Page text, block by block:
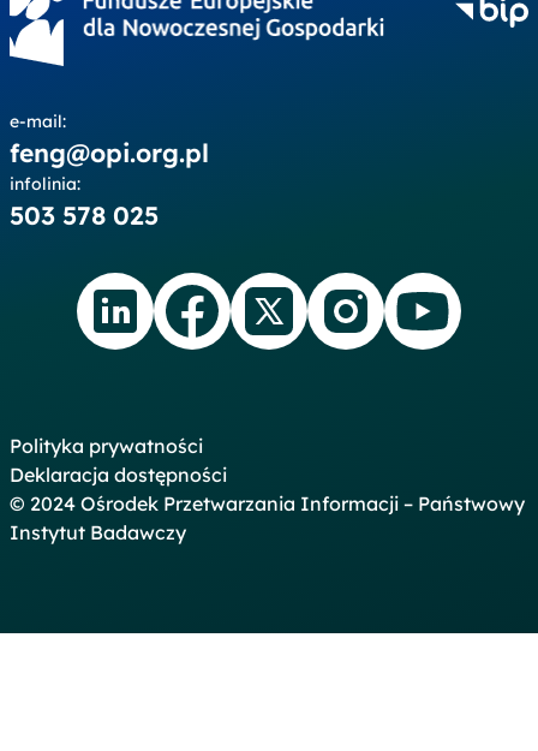
e-mail:
feng@opi.org.pl
infolinia:
503 578 025
linkedin.comfacebook.com
twitter.cominstagram.com
Polityka prywatności
Deklaracja dostępności
© 2024 Ośrodek Przetwarzania Informacji – Państwowy
Instytut Badawczy